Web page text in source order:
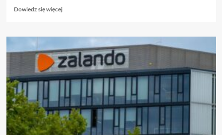
Dowiedz się więcejDowiedz
o
w
kierowaniu
do
sanatorium
w
2026
roku.